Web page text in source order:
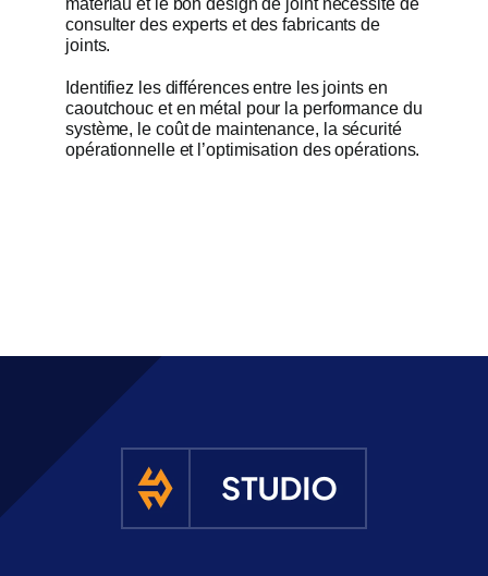
matériau et le bon design de joint nécessite de
consulter des experts et des fabricants de
joints.
Identifiez les différences entre les joints en
caoutchouc et en métal pour la performance du
système, le coût de maintenance, la sécurité
opérationnelle et l’optimisation des opérations.